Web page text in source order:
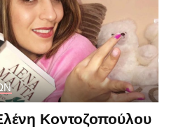
Κοντοζοπούλου